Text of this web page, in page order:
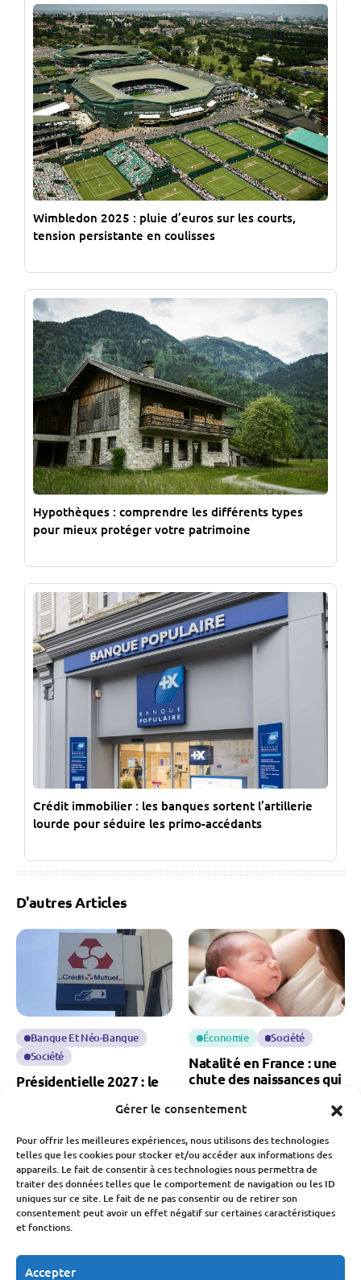
Gérer le consentement
Pour offrir les meilleures expériences, nous utilisons des technologies
telles que les cookies pour stocker et/ou accéder aux informations des
appareils. Le fait de consentir à ces technologies nous permettra de
traiter des données telles que le comportement de navigation ou les ID
uniques sur ce site. Le fait de ne pas consentir ou de retirer son
consentement peut avoir un effet négatif sur certaines caractéristiques
et fonctions.
Accepter
Wimbledon 2025 : pluie d’euros sur les courts,
tension persistante en coulisses
Hypothèques : comprendre les différents types
pour mieux protéger votre patrimoine
Crédit immobilier : les banques sortent l’artillerie
lourde pour séduire les primo-accédants
D'autres Articles
Banque Et Néo-Banque
Société
Présidentielle 2027 : le
financer les candidats
Fabien Monvoisin
7 Août 2026
Économie Société
Natalité en France : une
chute des naissances qui
économie
Fabien Monvoisin
7 Août 2026